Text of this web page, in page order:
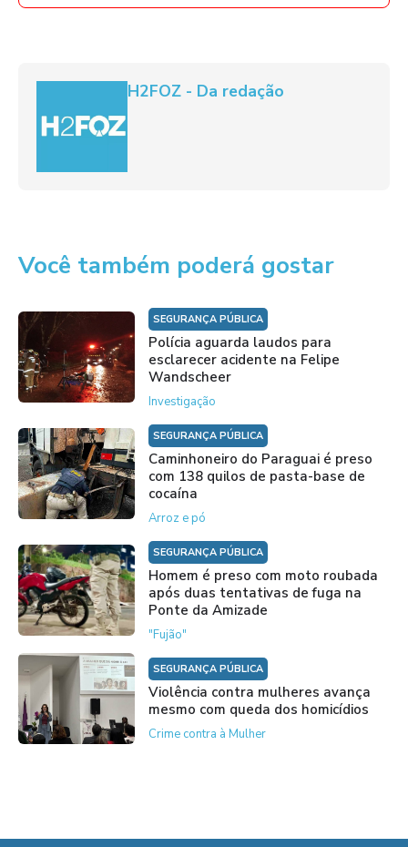
H2FOZ - Da redação
Você também poderá gostar
SEGURANÇA PÚBLICA
Polícia aguarda laudos para
esclarecer acidente na Felipe
Wandscheer
Investigação
SEGURANÇA PÚBLICA
Caminhoneiro do Paraguai é preso
com 138 quilos de pasta-base de
cocaína
Arroz e pó
SEGURANÇA PÚBLICA
Homem é preso com moto roubada
após duas tentativas de fuga na
Ponte da Amizade
"Fujão"
SEGURANÇA PÚBLICA
Violência contra mulheres avança
mesmo com queda dos homicídios
Crime contra à Mulher